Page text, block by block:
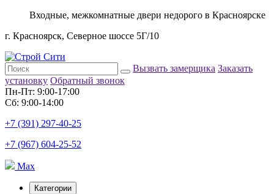
Входные, межкомнатные двери недорого в Красноярске
г. Красноярск, Северное шоссе 5Г/10
Вызвать замерщика Заказать
установку Обратный звонок
Пн-Пт: 9:00-17:00
Сб: 9:00-14:00
+7 (391) 297-40-25
+7 (967) 604-25-52
Max
Категории